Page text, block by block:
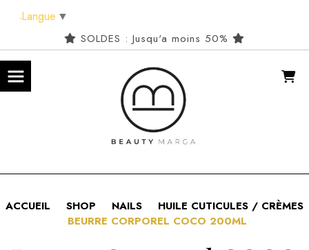
SOLDES : Jusqu'a moins 50%
ACCUEIL SHOP NAILS
HUILE CUTICULES / CRÈMES
BEURRE CORPOREL COCO 200ML
Langue ▼